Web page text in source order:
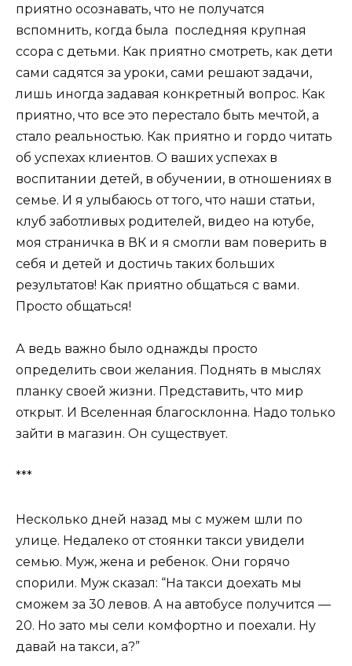
приятно осознавать, что не получатся
вспомнить, когда была последняя крупная
ссора с детьми. Как приятно смотреть, как дети
сами садятся за уроки, сами решают задачи,
лишь иногда задавая конкретный вопрос. Как
приятно, что все это перестало быть мечтой, а
стало реальностью. Как приятно и гордо читать
об успехах клиентов. О ваших успехах в
воспитании детей, в обучении, в отношениях в
семье. И я улыбаюсь от того, что наши статьи,
клуб заботливых родителей, видео на ютубе,
моя страничка в ВК и я смогли вам поверить в
себя и детей и достичь таких больших
результатов! Как приятно общаться с вами.
Просто общаться!
А ведь важно было однажды просто
определить свои желания. Поднять в мыслях
планку своей жизни. Представить, что мир
открыт. И Вселенная благосклонна. Надо только
зайти в магазин. Он существует.
***
Несколько дней назад мы с мужем шли по
улице. Недалеко от стоянки такси увидели
семью. Муж, жена и ребенок. Они горячо
спорили. Муж сказал: “На такси доехать мы
сможем за 30 левов. А на автобусе получится —
20. Но зато мы сели комфортно и поехали. Ну
давай на такси, а?”